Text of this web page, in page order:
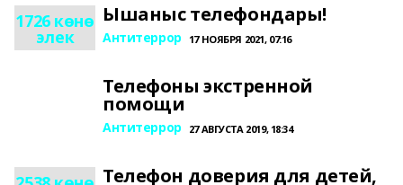
1726 көнө
элек
Ышаныс телефондары!
Антитеррор 17 НОЯБРЯ 2021, 07:16
Телефоны экстренной
помощи
Антитеррор 27 АВГУСТА 2019, 18:34
Телефон доверия для детей,